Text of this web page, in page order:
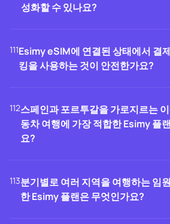
성화할 수 있나요?
111Esimy eSIM에 연결된 상태에서 결
킹을 사용하는 것이 안전한가요?
112스페인과 포르투갈을 가로지르는
동차 여행에 가장 적합한 Esimy 플
요?
113분기별로 여러 지역을 여행하는 임
한 Esimy 플랜은 무엇인가요?